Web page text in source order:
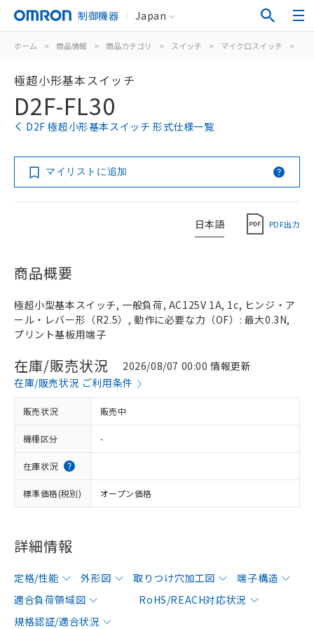
制御機器 Japan
ホーム > 商品情報 > 商品カテゴリ > スイッチ > マイクロスイッチ >
極超小形基本スイッチ
D2F-FL30
D2F 極超小形基本スイッチ 形式仕様一覧
マイリストに追加
日本語 PDF出力
商品概要
極超小型基本スイッチ, 一般負荷, AC125V 1A, 1c, ヒンジ・ア
ール・レバー形（R2.5）, 動作に必要な力（OF）: 最大0.3N,
プリント基板用端子
在庫/販売状況
2026/08/07 00:00 情報更新
在庫/販売状況 ご利用条件
販売状況 販売中
機種区分 -
在庫状況
標準価格(税別) オープン価格
詳細情報
定格/性能 外形図 取りつけ穴加工図
端子構造
適合負荷領域図
RoHS/REACH対応状況
規格認証/適合状況